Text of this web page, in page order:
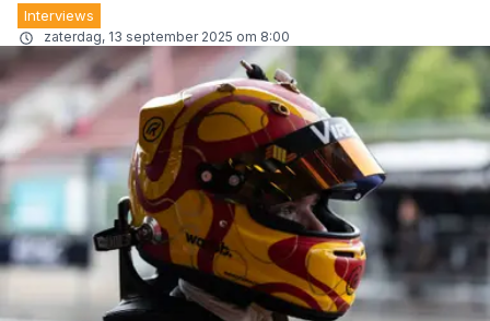
Interviews
zaterdag, 13 september 2025 om 8:00